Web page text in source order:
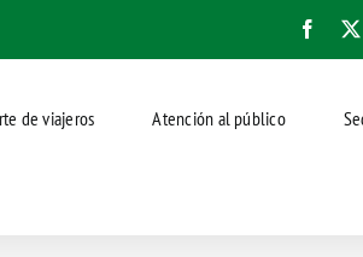
de viajeros Atención al público